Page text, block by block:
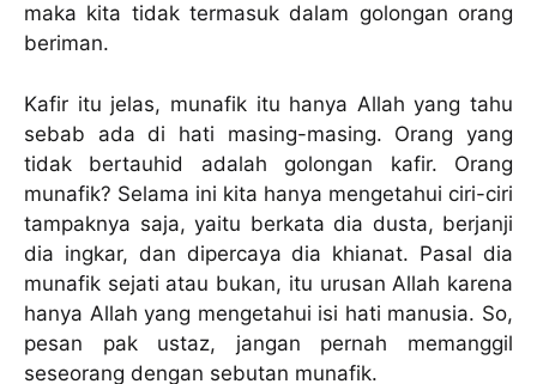
maka kita tidak termasuk dalam golongan orang
beriman.
Kafir itu jelas, munafik itu hanya Allah yang tahu
sebab ada di hati masing-masing. Orang yang
tidak bertauhid adalah golongan kafir. Orang
munafik? Selama ini kita hanya mengetahui ciri-ciri
tampaknya saja, yaitu berkata dia dusta, berjanji
dia ingkar, dan dipercaya dia khianat. Pasal dia
munafik sejati atau bukan, itu urusan Allah karena
hanya Allah yang mengetahui isi hati manusia. So,
pesan pak ustaz, jangan pernah memanggil
seseorang dengan sebutan munafik.